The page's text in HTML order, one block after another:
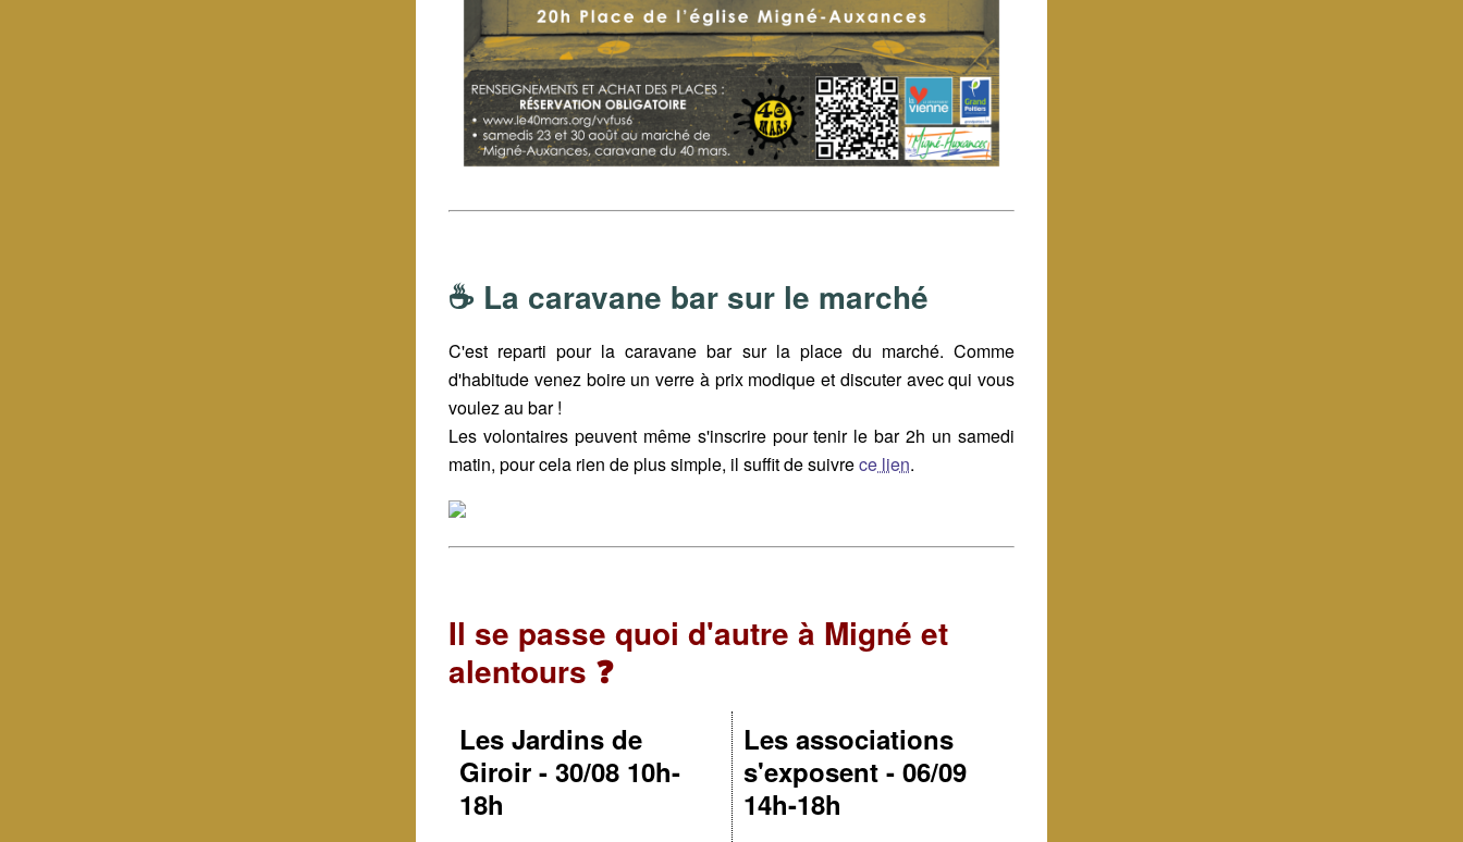
☕ La caravane bar sur le marché
C'est reparti pour la caravane bar sur la place du marché. Comme
d'habitude venez boire un verre à prix modique et discuter avec qui vous
voulez au bar !
Les volontaires peuvent même s'inscrire pour tenir le bar 2h un samedi
matin, pour cela rien de plus simple, il suffit de suivrece lien.
Il se passe quoi d'autre à Migné et
alentours ❓
Les Jardins de
Giroir - 30/08 10h-
18h
Les associations
s'exposent - 06/09
14h-18h